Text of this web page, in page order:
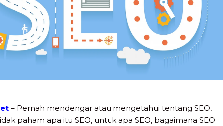
– Pernah mendengar atau mengetahui tentang SEO,
paham apa itu SEO, untuk apa SEO, bagaimana SEO